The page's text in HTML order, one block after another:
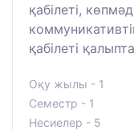
қабілеті,
қабілеті
Оқу жылы - 1
Семестр - 1
Несиелер - 5